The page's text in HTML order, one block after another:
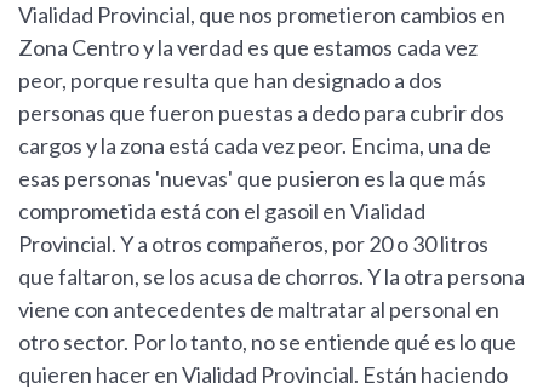
Vialidad Provincial, que nos prometieron cambios en
Zona Centro y la verdad es que estamos cada vez
peor, porque resulta que han designado a dos
personas que fueron puestas a dedo para cubrir dos
cargos y la zona está cada vez peor. Encima, una de
esas personas 'nuevas' que pusieron es la que más
comprometida está con el gasoil en Vialidad
Provincial. Y a otros compañeros, por 20 o 30 litros
que faltaron, se los acusa de chorros. Y la otra persona
viene con antecedentes de maltratar al personal en
otro sector. Por lo tanto, no se entiende qué es lo que
quieren hacer en Vialidad Provincial. Están haciendo